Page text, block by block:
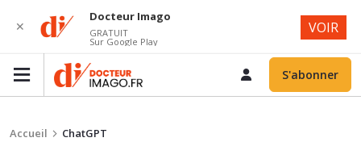
S'abonner
Accueil ChatGPT
✕
Docteur Imago
GRATUIT
Sur Google Play
VOIR